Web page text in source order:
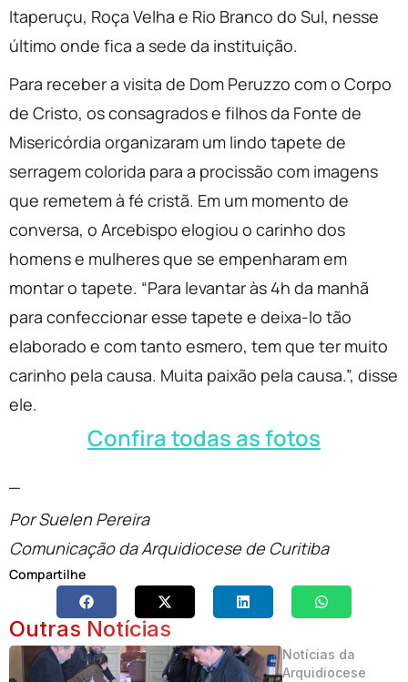
Itaperuçu, Roça Velha e Rio Branco do Sul, nesse
último onde fica a sede da instituição.
Para receber a visita de Dom Peruzzo com o Corpo
de Cristo, os consagrados e filhos da Fonte de
Misericórdia organizaram um lindo tapete de
serragem colorida para a procissão com imagens
que remetem à fé cristã. Em um momento de
conversa, o Arcebispo elogiou o carinho dos
homens e mulheres que se empenharam em
montar o tapete. “Para levantar às 4h da manhã
para confeccionar esse tapete e deixa-lo tão
elaborado e com tanto esmero, tem que ter muito
carinho pela causa. Muita paixão pela causa.”, disse
ele.
Confira todas as fotos
Por Suelen Pereira
Comunicação da Arquidiocese de Curitiba
Compartilhe
Outras Notícias
Notícias da
Arquidiocese